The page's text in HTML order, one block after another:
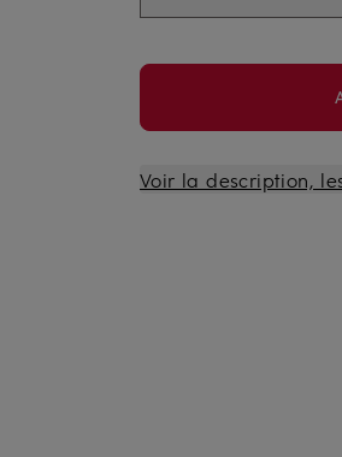
Voir la description,